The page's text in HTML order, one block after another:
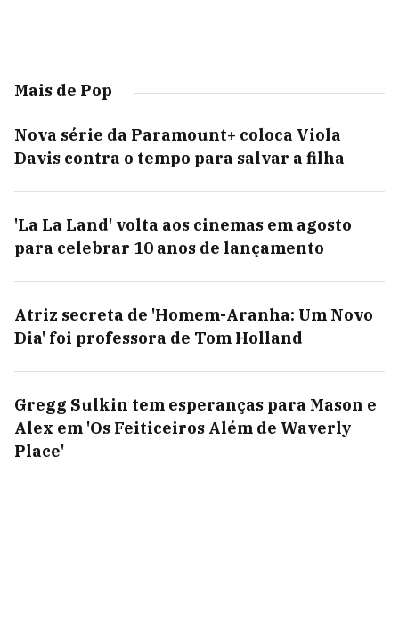
Mais de Pop
Nova série da Paramount+ coloca Viola
Davis contra o tempo para salvar a filha
'La La Land' volta aos cinemas em agosto
para celebrar 10 anos de lançamento
Atriz secreta de 'Homem-Aranha: Um Novo
Dia' foi professora de Tom Holland
Gregg Sulkin tem esperanças para Mason e
Alex em 'Os Feiticeiros Além de Waverly
Place'